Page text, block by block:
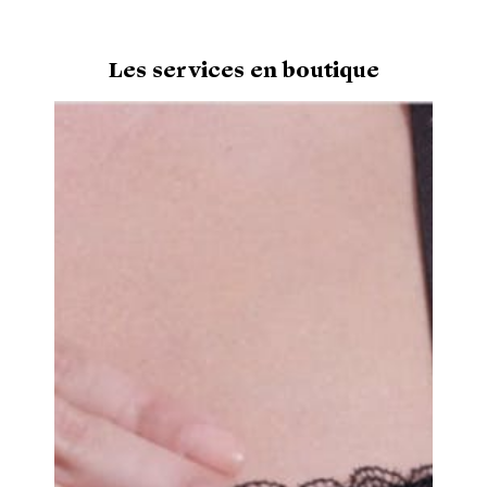
Les services en boutique